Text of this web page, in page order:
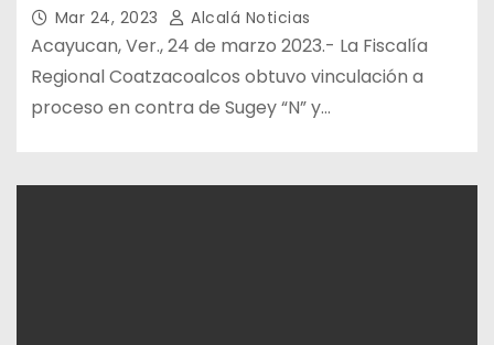
Mar 24, 2023 Alcalá Noticias
Acayucan, Ver., 24 de marzo 2023.- La Fiscalía
Regional Coatzacoalcos obtuvo vinculación a
proceso en contra de Sugey “N” y…